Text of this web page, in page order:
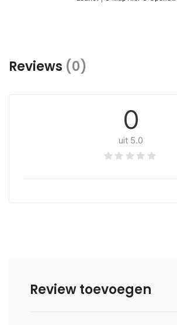
Reviews (0)
0
uit 5.0
Review toevoegen